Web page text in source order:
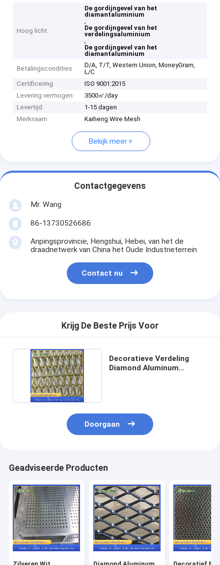
Hoog licht
De gordijngevel van het
diamantaluminium
,
De gordijngevel van het
verdelingsaluminium
,
De gordijngevel van het
diamantaluminium
Betalingscondities
D/A, T/T, Western Union, MoneyGram,
L/C
Certificering
ISO 9001:2015
Levering vermogen
3500㎡/day
Levertijd
1-15 dagen
Merknaam
Kaiheng Wire Mesh
Bekijk meer
Contactgegevens
Mr. Wang
86-13730526686
Anpingsprovincie, Hengshui, Hebei, van het de
draadnetwerk van China het Oude Industrieterrein
Contact nu
Krijg De Beste Prijs Voor
Decoratieve Verdeling
Diamond Aluminum
Doorgaan
Geadviseerde Producten